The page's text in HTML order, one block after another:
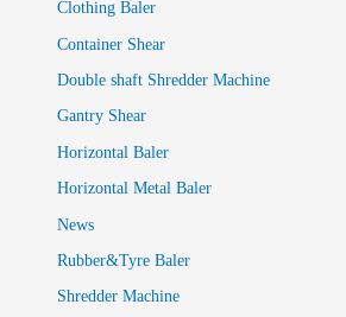
Clothing Baler
Container Shear
Double shaft Shredder Machine
Gantry Shear
Horizontal Baler
Horizontal Metal Baler
News
Rubber&Tyre Baler
Shredder Machine